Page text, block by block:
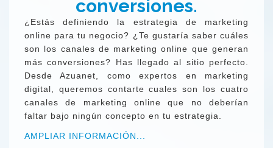
conversiones.
¿Estás definiendo la estrategia de marketing
online para tu negocio? ¿Te gustaría saber cuáles
son los canales de marketing online que generan
más conversiones? Has llegado al sitio perfecto.
Desde Azuanet, como expertos en marketing
digital, queremos contarte cuales son los cuatro
canales de marketing online que no deberían
faltar bajo ningún concepto en tu estrategia.
AMPLIAR INFORMACIÓN...